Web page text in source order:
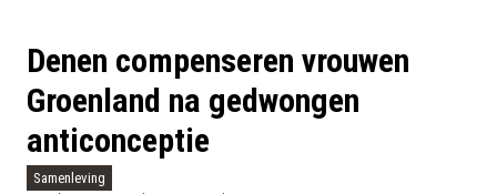
Denen compenseren vrouwen
Groenland na gedwongen
anticonceptie
Samenleving